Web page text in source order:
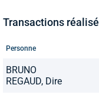
Transactions
Personne
BRUNO
REGAUD, Dire